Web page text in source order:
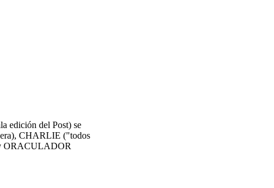
edición del Post) se
CHARLIE ("todos
ORACULADOR